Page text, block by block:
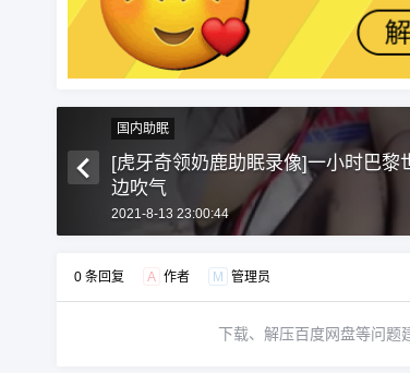
国内助眠
[虎牙奇领奶鹿助眠录像]一小时巴黎
边吹气
2021-8-13 23:00:44
0 条回复 A 作者 M 管理员
下载、解压百度网盘等问题